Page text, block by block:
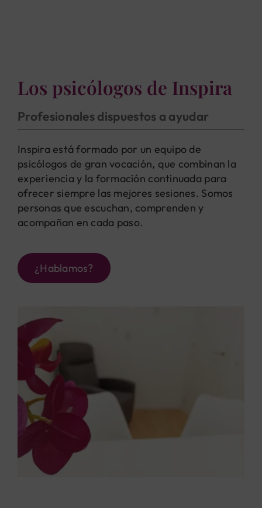
Los psicólogos de Inspira
Profesionales dispuestos a ayudar
Inspira está formado por un equipo de
psicólogos de gran vocación, que combinan la
experiencia y la formación continuada para
ofrecer siempre las mejores sesiones. Somos
personas que escuchan, comprenden y
acompañan en cada paso.
¿Hablamos?